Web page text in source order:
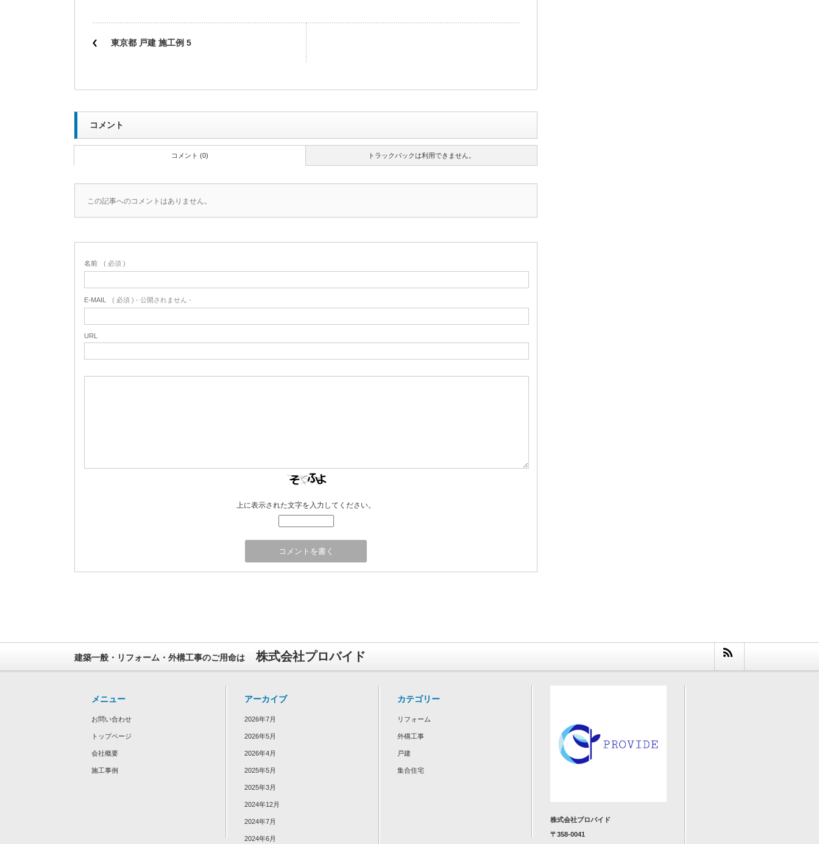
東京都 戸建 施工例 5
コメント
トラックバックは利用できません。
コメント (0)
この記事へのコメントはありません。
名前 ( 必須 )
E-MAIL ( 必須 ) - 公開されません -
URL
上に表示された文字を入力してください。
建築一般・リフォーム・外構工事のご用命は 株式会社プロバイド
メニュー
お問い合わせ
トップページ
会社概要
施工事例
アーカイブ
2026年7月
2026年5月
2026年4月
2025年5月
2025年3月
2024年12月
2024年7月
2024年6月
カテゴリー
リフォーム
外構工事
戸建
集合住宅
株式会社プロバイド
〒358-0041